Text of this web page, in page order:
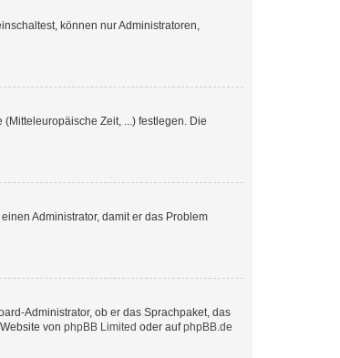
können nur Administratoren,
Zeit, ...) festlegen. Die
Administrator, damit er das Problem
Administrator, ob er das Sprachpaket, das
von phpBB Limited oder aufphpBB.de